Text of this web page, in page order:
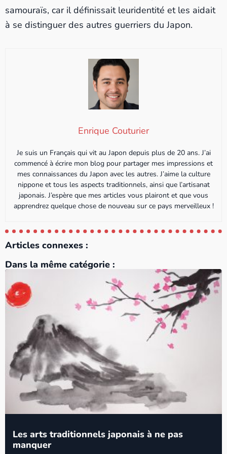
samouraïs, car il définissait leuridentité et les aidait
à se distinguer des autres guerriers du Japon.
Enrique Couturier
Je suis un Français qui vit au Japon depuis plus de 20 ans. J’ai
commencé à écrire mon blog pour partager mes impressions et
mes connaissances du Japon avec les autres. J’aime la culture
nippone et tous les aspects traditionnels, ainsi que l’artisanat
japonais. J’espère que mes articles vous plairont et que vous
apprendrez quelque chose de nouveau sur ce pays merveilleux !
Articles connexes :
Dans la même catégorie :
Les arts traditionnels japonais à ne pas
manquer